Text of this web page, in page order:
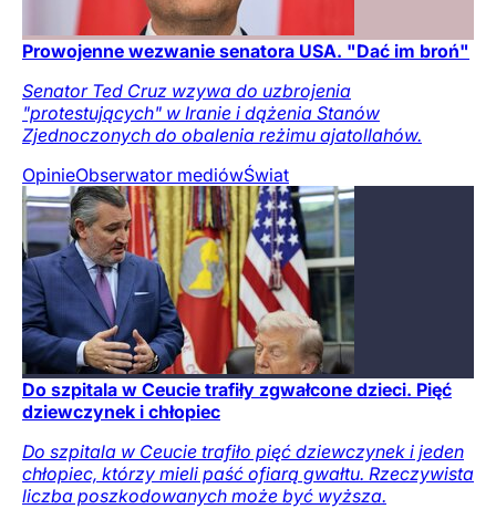
Prowojenne wezwanie senatora USA. "Dać im broń"
Senator Ted Cruz wzywa do uzbrojenia
"protestujących" w Iranie i dążenia Stanów
Zjednoczonych do obalenia reżimu ajatollahów.
OpinieObserwator mediówŚwiat
Do szpitala w Ceucie trafiły zgwałcone dzieci. Pięć
dziewczynek i chłopiec
Do szpitala w Ceucie trafiło pięć dziewczynek i jeden
chłopiec, którzy mieli paść ofiarą gwałtu. Rzeczywista
liczba poszkodowanych może być wyższa.